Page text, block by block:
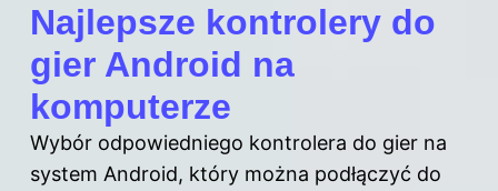
Najlepsze kontrolery do
gier Android na
komputerze
Wybór odpowiedniego kontrolera do gier na
system Android, który można podłączyć do